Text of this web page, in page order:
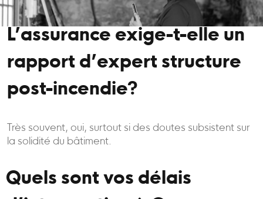
L’assurance exige-t-elle un
rapport d’expert structure
post-incendie?
Très souvent, oui, surtout si des doutes subsistent sur
la solidité du bâtiment.
Quels sont vos délais